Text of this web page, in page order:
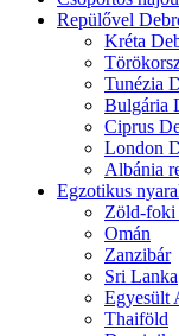
Repülővel
Kréta
Tunézia
Bulgária
Ciprus
London
Albánia
Egzotikus
Zöld-foki
Omán
Zanzibár
Sri Lanka
Egyesült
Thaiföld